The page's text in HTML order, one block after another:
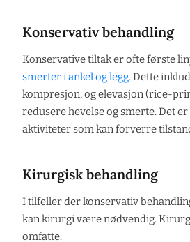
Konservativ behandling
Konservative tiltak er ofte første
smerter i ankel og legg. Dette
kompresjon, og elevasjon (rice-
redusere hevelse og smerte. Det
aktiviteter som kan forverre
Kirurgisk behandling
I tilfeller der konservativ
kan kirurgi være nødvendig.
omfatte: